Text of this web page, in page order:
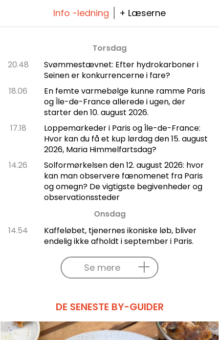
Info -ledning + Læserne
Torsdag
20.48
Svømmestævnet: Efter hydrokarboner i
Seinen er konkurrencerne i fare?
18.06
En femte varmebølge kunne ramme Paris
og Île-de-France allerede i ugen, der
starter den 10. august 2026.
17.18
Loppemarkeder i Paris og Île-de-France:
Hvor kan du få et kup lørdag den 15. august
2026, Maria Himmelfartsdag?
14.26
Solformørkelsen den 12. august 2026: hvor
kan man observere fænomenet fra Paris
og omegn? De vigtigste begivenheder og
observationssteder
Onsdag
14.54
Kaffeløbet, tjenernes ikoniske løb, bliver
endelig ikke afholdt i september i Paris.
Se mere
DE SENESTE BY-GUIDER